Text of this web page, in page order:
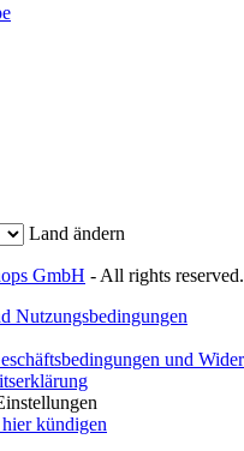
Land ändern
GmbH - All rights reserved.
Nutzungsbedingungen
und
kündigen